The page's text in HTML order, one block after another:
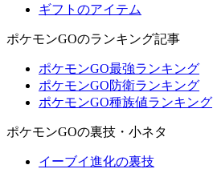
ギフトのアイテム
ポケモンGOのランキング記事
ポケモンGO最強ランキング
ポケモンGO防衛ランキング
ポケモンGO種族値ランキング
ポケモンGOの裏技・小ネタ
イーブイ進化の裏技